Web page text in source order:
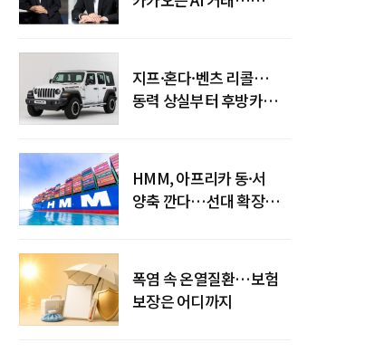
지프·혼다·벤츠 리콜…
동력 상실부터 후방카메라
HMM, 아프리카 동·서
양축 깐다…선대 확장
폭염 속 온열질환…보험
보장은 어디까지